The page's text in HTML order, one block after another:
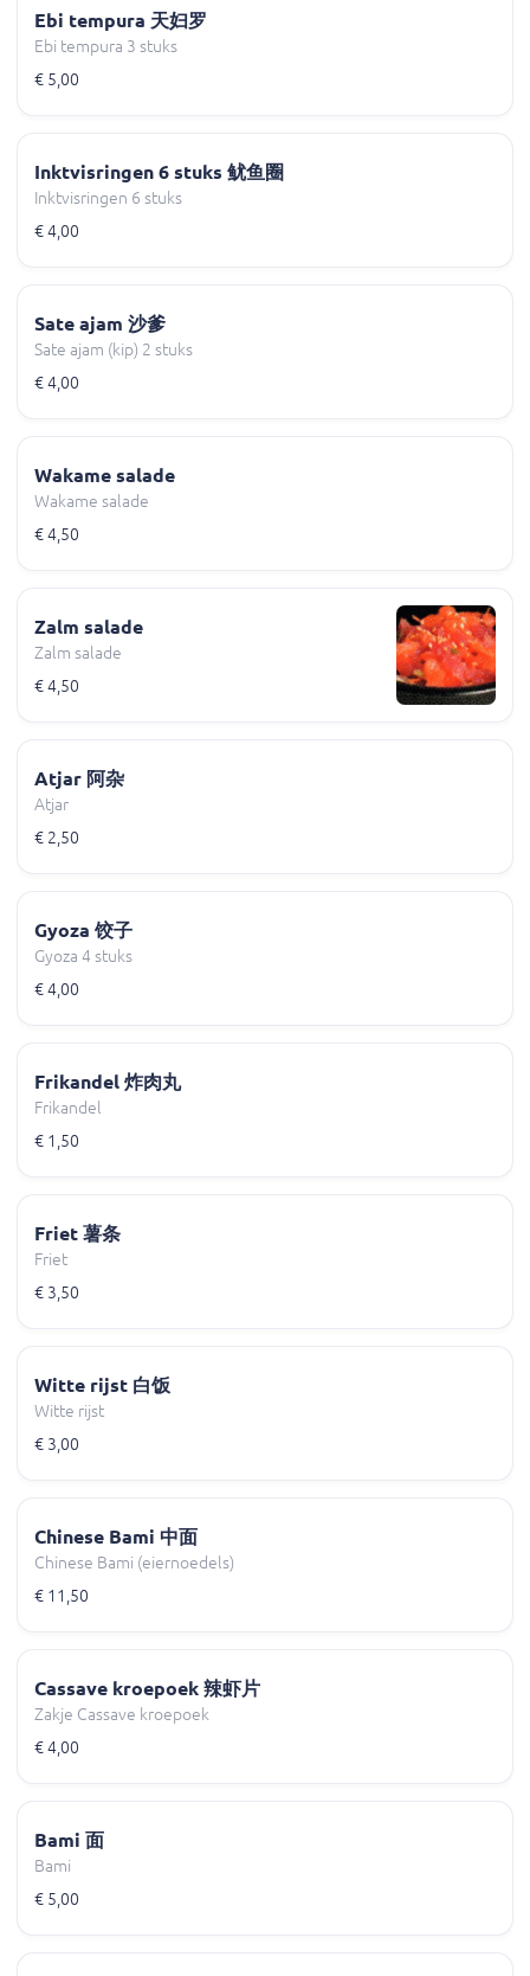
Ebi tempura 天妇罗
Ebi tempura 3 stuks
€ 5,00
Inktvisringen 6 stuks 鱿鱼圈
Inktvisringen 6 stuks
€ 4,00
Sate ajam 沙爹
Sate ajam (kip) 2 stuks
€ 4,00
Wakame salade
Wakame salade
€ 4,50
Zalm salade
Zalm salade
€ 4,50
Atjar 阿杂
Atjar
€ 2,50
Gyoza 饺子
Gyoza 4 stuks
€ 4,00
Frikandel 炸肉丸
Frikandel
€ 1,50
Friet 薯条
Friet
€ 3,50
Witte rijst 白饭
Witte rijst
€ 3,00
Chinese Bami 中面
Chinese Bami (eiernoedels)
€ 11,50
Cassave kroepoek 辣虾片
Zakje Cassave kroepoek
€ 4,00
Bami 面
Bami
€ 5,00